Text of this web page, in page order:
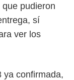
que pudieron
sí
ver los
ya confirmada,